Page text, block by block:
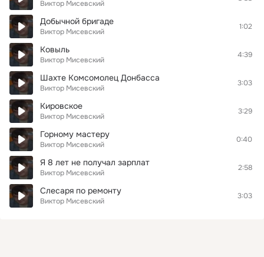
Виктор Мисевский
Добычной бригаде
Виктор Мисевский
1:02
Ковыль
Виктор Мисевский
4:39
Шахте Комсомолец Донбасса
Виктор Мисевский
3:03
Кировское
Виктор Мисевский
3:29
Горному мастеру
Виктор Мисевский
0:40
Я 8 лет не получал зарплат
Виктор Мисевский
2:58
Слесаря по ремонту
Виктор Мисевский
3:03